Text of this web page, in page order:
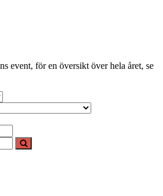
event, för en översikt över hela året, se